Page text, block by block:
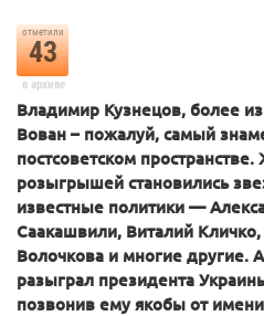
отметили
43
в архиве
Владимир Кузнецов, более
Вован – пожалуй, самый
постсоветском
розыгрышей становились
известные политики —
Саакашвили, Виталий
Волочкова и многие другие.
разыграл президента
позвонив ему якобы от